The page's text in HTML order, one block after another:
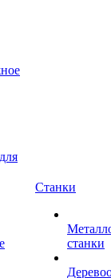
Станки
станки